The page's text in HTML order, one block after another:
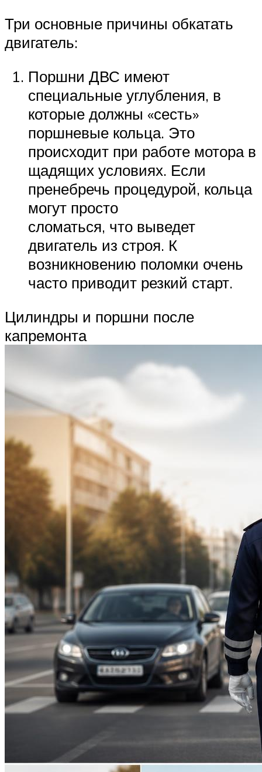
Три основные причины обкатать
двигатель:
Поршни ДВС имеют
специальные углубления, в
которые должны «сесть»
поршневые кольца. Это
происходит при работе мотора в
щадящих условиях. Если
пренебречь процедурой, кольца
могут просто
сломаться, что выведет
двигатель из строя. К
возникновению поломки очень
часто приводит резкий старт.
Цилиндры и поршни после
капремонта